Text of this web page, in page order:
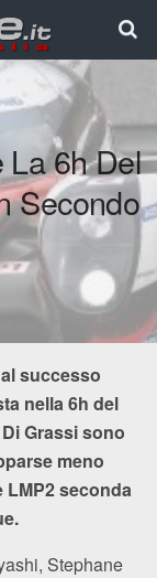
La 6h Del
Secondo
successo
nella 6h del
Grassi sono
meno
LMP2 seconda
Stephane